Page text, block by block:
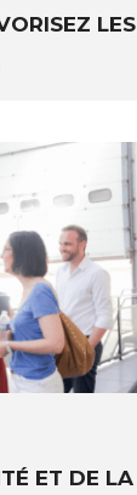
les
et de la